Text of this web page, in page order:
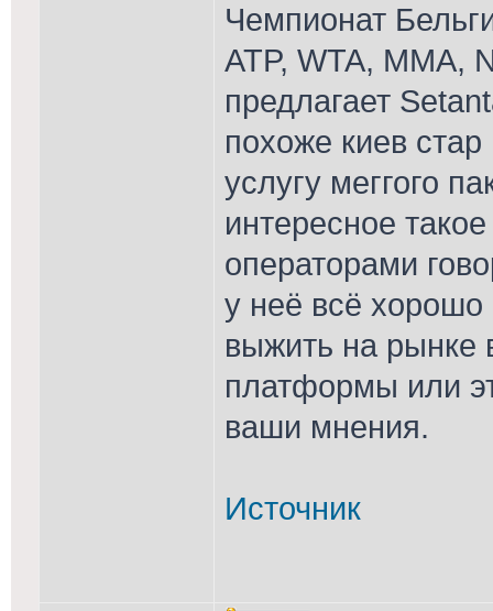
Чемпионат
ATP, WTA, MMA,
предлагает
похоже киев
услугу меггого
интересное
операторами
у неё всё
выжить на рынке
платформы или
ваши мнения.
Источник